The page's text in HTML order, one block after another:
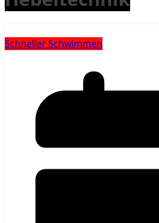
Schneller Schwimmen